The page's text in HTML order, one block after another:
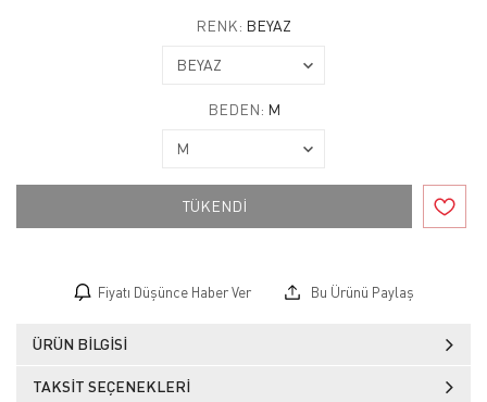
RENK: BEYAZ
BEDEN: M
TÜKENDİ
Fiyatı Düşünce Haber Ver Bu Ürünü Paylaş
ÜRÜN BILGISI
TAKSIT SEÇENEKLERI